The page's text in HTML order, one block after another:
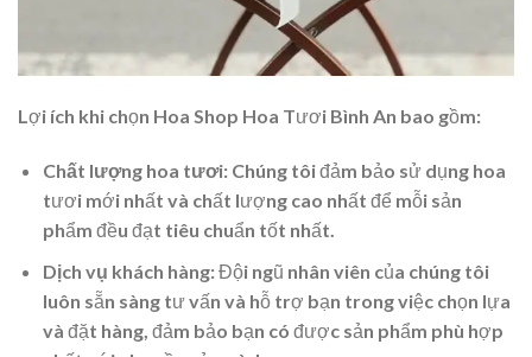
Lợi ích khi chọn Hoa Shop Hoa Tươi Bình An bao gồm:
Chất lượng hoa tươi: Chúng tôi đảm bảo sử dụng hoa
tươi mới nhất và chất lượng cao nhất để mỗi sản
phẩm đều đạt tiêu chuẩn tốt nhất.
Dịch vụ khách hàng: Đội ngũ nhân viên của chúng tôi
luôn sẵn sàng tư vấn và hỗ trợ bạn trong việc chọn lựa
và đặt hàng, đảm bảo bạn có được sản phẩm phù hợp